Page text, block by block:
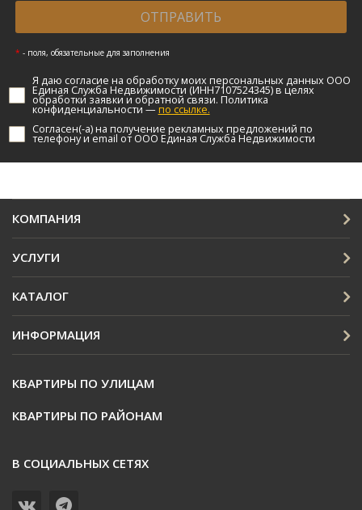
ОТПРАВИТЬ
* - поля, обязательные для заполнения
Я даю согласие на обработку моих персональных данных ООО
Единая Служба Недвижимости (ИНН7107524345) в целях
обработки заявки и обратной связи. Политика
конфиденциальности — по ссылке.
Согласен(-а) на получение рекламных предложений по
телефону и email от ООО Единая Служба Недвижимости
КОМПАНИЯ
УСЛУГИ
КАТАЛОГ
ИНФОРМАЦИЯ
КВАРТИРЫ ПО УЛИЦАМ
КВАРТИРЫ ПО РАЙОНАМ
В СОЦИАЛЬНЫХ СЕТЯХ